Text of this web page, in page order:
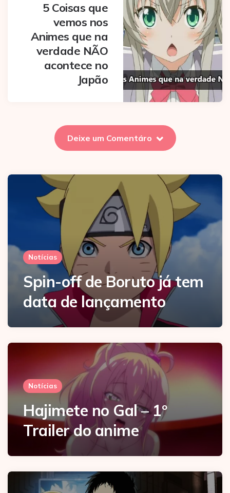
5 Coisas que
vemos nos
Animes que na
verdade NÃO
acontece no
Japão
Deixe um Comentáro
Notícias
Spin-off de Boruto já tem
data de lançamento
Notícias
Hajimete no Gal – 1º
Trailer do anime